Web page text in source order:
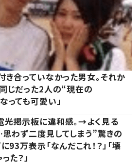
き合っていなかった男女。それか
じだった2人の“現在の
ても可愛い」
光掲示板に違和感。→よく見る
わず二度見してしまう”驚きの
93万表示「なんだこれ！？」「壊
た？」